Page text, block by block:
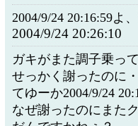
2004/9/24 20:16:59よ
2004/9/24 20:26:10
ガキがまた調子乗って
せっかく謝ったのに
てゆーか2004/9/24
なぜ謝ったのにまた